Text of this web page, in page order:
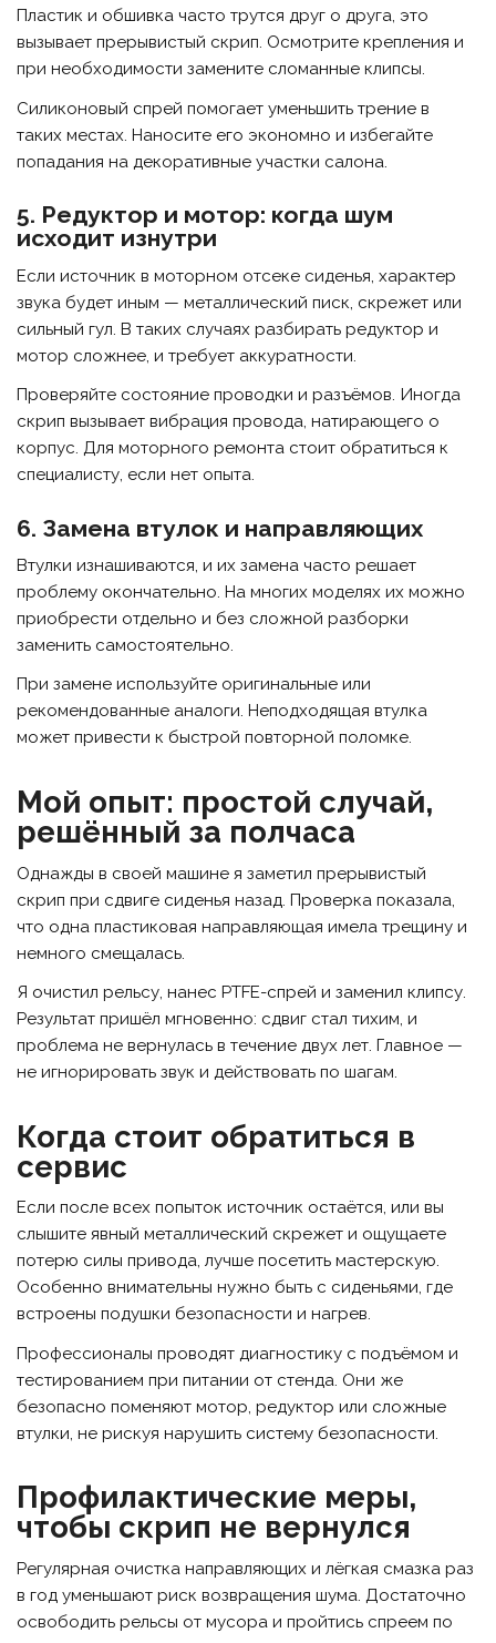
Пластик и обшивка часто трутся друг о друга, это
вызывает прерывистый скрип. Осмотрите крепления и
при необходимости замените сломанные клипсы.
Силиконовый спрей помогает уменьшить трение в
таких местах. Наносите его экономно и избегайте
попадания на декоративные участки салона.
5. Редуктор и мотор: когда шум
исходит изнутри
Если источник в моторном отсеке сиденья, характер
звука будет иным — металлический писк, скрежет или
сильный гул. В таких случаях разбирать редуктор и
мотор сложнее, и требует аккуратности.
Проверяйте состояние проводки и разъёмов. Иногда
скрип вызывает вибрация провода, натирающего о
корпус. Для моторного ремонта стоит обратиться к
специалисту, если нет опыта.
6. Замена втулок и направляющих
Втулки изнашиваются, и их замена часто решает
проблему окончательно. На многих моделях их можно
приобрести отдельно и без сложной разборки
заменить самостоятельно.
При замене используйте оригинальные или
рекомендованные аналоги. Неподходящая втулка
может привести к быстрой повторной поломке.
Мой опыт: простой случай,
решённый за полчаса
Однажды в своей машине я заметил прерывистый
скрип при сдвиге сиденья назад. Проверка показала,
что одна пластиковая направляющая имела трещину и
немного смещалась.
Я очистил рельсу, нанес PTFE-спрей и заменил клипсу.
Результат пришёл мгновенно: сдвиг стал тихим, и
проблема не вернулась в течение двух лет. Главное —
не игнорировать звук и действовать по шагам.
Когда стоит обратиться в
сервис
Если после всех попыток источник остаётся, или вы
слышите явный металлический скрежет и ощущаете
потерю силы привода, лучше посетить мастерскую.
Особенно внимательны нужно быть с сиденьями, где
встроены подушки безопасности и нагрев.
Профессионалы проводят диагностику с подъёмом и
тестированием при питании от стенда. Они же
безопасно поменяют мотор, редуктор или сложные
втулки, не рискуя нарушить систему безопасности.
Профилактические меры,
чтобы скрип не вернулся
Регулярная очистка направляющих и лёгкая смазка раз
в год уменьшают риск возвращения шума. Достаточно
освободить рельсы от мусора и пройтись спреем по